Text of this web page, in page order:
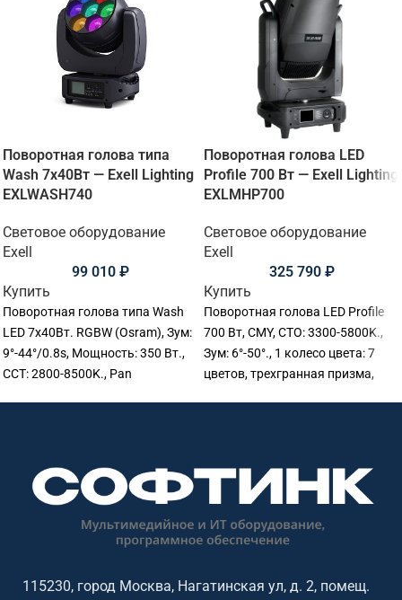
Поворотная голова типа
Wash 7х40Вт — Exell Lighting
EXLWASH740
Световое оборудование
Exell
99 010 ₽
Купить
Поворотная голова типа Wash
LED 7х40Вт. RGBW (Osram), Зум:
9°-44°/0.8s, Мощность: 350 Вт.,
CCT: 2800-8500K., Pan
Поворотная голова LED
Profile 700 Вт — Exell Lighting
EXLMHP700
Световое оборудование
Exell
325 790 ₽
Купить
Поворотная голова LED Profile
700 Вт, CMY, CTO: 3300-5800K.,
Зум: 6°-50°., 1 колесо цвета: 7
цветов, трехгранная призма,
115230, город Москва, Нагатинская ул, д. 2, помещ.